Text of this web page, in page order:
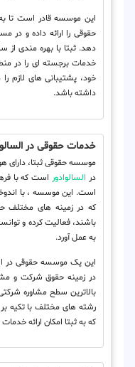
این موسسه قادر است تا
حقوقی را ارائه داده و در
دهد. ثبتا با بهره مندی
خدمات برجسته ای را در
خود، پشتیبانی های لازم
داشته باشد.
خدمات حقوقی در
موسسه حقوقی ثبتا، دارای
در السالوادور است که با
است. این موسسه ، با
که در زمینه های مختلف
باشند، فعالیت کرده و
به عمل آورد.
این یک موسسه حقوقی در
در زمینه حقوق شرکت و
بالاترین سطح مشاوره
رشته های مختلف با تکیه
که به ثبتا امکان ارائه